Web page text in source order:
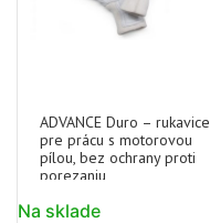
ADVANCE Duro – rukavice
pre prácu s motorovou
pílou, bez ochrany proti
porezaniu
Na sklade